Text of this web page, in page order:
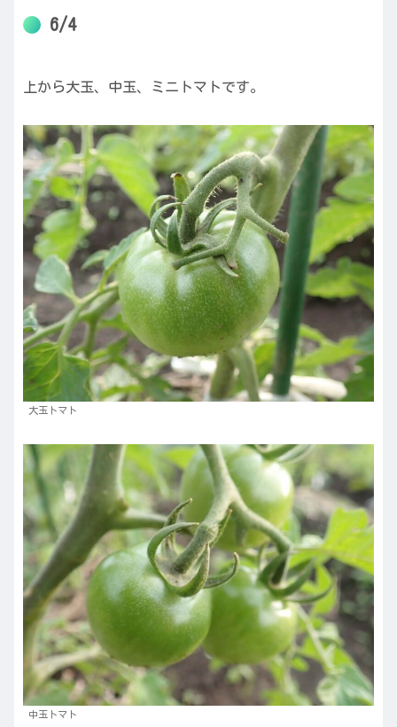
6/4
上から大玉、中玉、ミニトマトです。
大玉トマト
中玉トマト